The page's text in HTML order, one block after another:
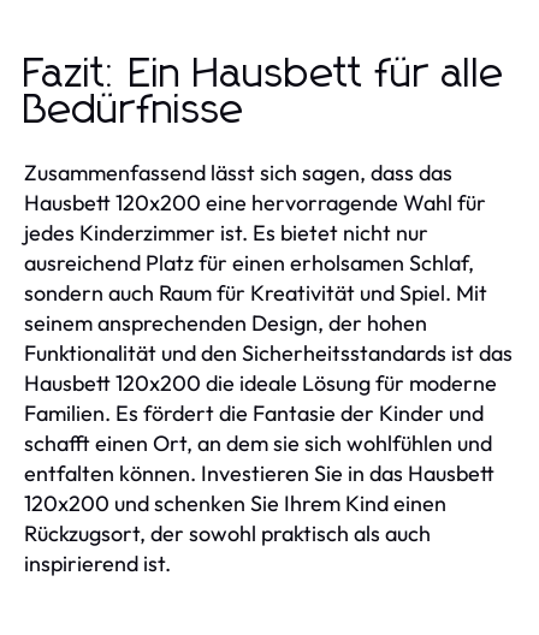
Fazit: Ein Hausbett für alle
Bedürfnisse
Zusammenfassend lässt sich sagen, dass das
Hausbett 120x200 eine hervorragende Wahl für
jedes Kinderzimmer ist. Es bietet nicht nur
ausreichend Platz für einen erholsamen Schlaf,
sondern auch Raum für Kreativität und Spiel. Mit
seinem ansprechenden Design, der hohen
Funktionalität und den Sicherheitsstandards ist das
Hausbett 120x200 die ideale Lösung für moderne
Familien. Es fördert die Fantasie der Kinder und
schafft einen Ort, an dem sie sich wohlfühlen und
entfalten können. Investieren Sie in das Hausbett
120x200 und schenken Sie Ihrem Kind einen
Rückzugsort, der sowohl praktisch als auch
inspirierend ist.